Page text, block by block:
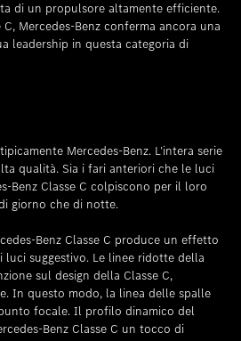
di un propulsore altamente efficiente.
Mercedes-Benz conferma ancora una
leadership in questa categoria di
Mercedes-Benz. L’intera serie
qualità. Sia i fari anteriori che le luci
Benz Classe C colpiscono per il loro
giorno che di notte.
Benz Classe C produce un effetto
suggestivo. Le linee ridotte della
sul design della Classe C,
In questo modo, la linea delle spalle
focale. Il profilo dinamico del
Benz Classe C un tocco di